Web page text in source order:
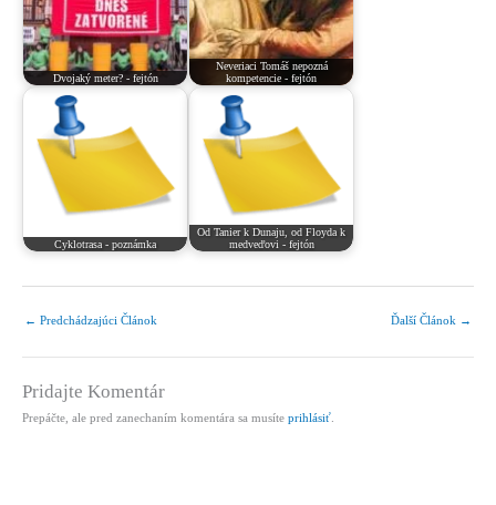
Dvojaký meter? - fejtón
Neveriaci Tomáš nepozná
kompetencie - fejtón
Cyklotrasa - poznámka
Od Tanier k Dunaju, od Floyda k
medveďovi - fejtón
← Predchádzajúci Článok Ďalší Článok →
Pridajte Komentár
Prepáčte, ale pred zanechaním komentára sa musíte prihlásiť